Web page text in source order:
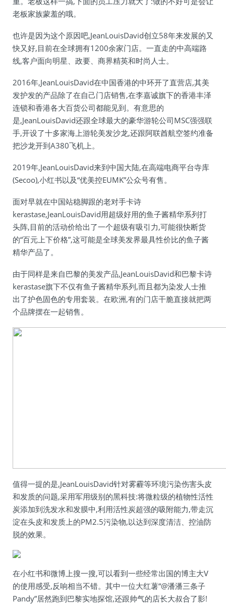
老板家族蒙羞的哦。
也许是因为这个原因吧,JeanLouisDavid创立58年来发展的又
快又好,目前在全球拥有1200余家门店。一直走的中高端路
线,客户面向明星、政要、商界精英和时尚人士。
2016年,JeanLouisDavid在中国香港的中环开了直营店,其美
发护发的产品除了在自己门店销售,在李嘉诚旗下的香港丰泽
连锁和香港各大百货公司都能见到。有意思的
是,JeanLouisDavid还跟全球最大的豪华游轮公司MSC强强联
手,开设了十多家海上游轮美发沙龙,还跟阿联酋航空签约准备
把沙龙开到A380飞机上。
2019年,JeanLouisDavid来到中国大陆,在高端电商平台寺库
(Secoo),小红书以及“优美控EUMK”公众号有售。
面对早就在中国站稳脚跟的老对手卡诗
kerastase,JeanLouisDavid用超级好用的鱼子酱精华系列打
头阵,目前的活动价给出了一个超级有吸引力,可能很快断货
的“百元上下价格”,这可能是全球美发界最具性价比的鱼子酱
精华产品了。
由于同样是来自巴黎的美发产品,JeanLouisDavid和巴黎卡诗
kerastase旗下不仅有鱼子酱精华系列,而且都为染发人士推
出了护色固色的专用套装。在欧洲,有的门店干脆直接就把两
个品牌摆在一起销售。
值得一提的是,JeanLouisDavid针对雾霾等环境污染伤害头皮
和发质的问题,采用军用级别的黑科技:将微粒级的植物性活性
炭添加到洗发水和发膜中,利用活性炭超强的吸附能力,带走沉
淀在头皮和发质上的PM2.5污染物,以达到深度清洁、控油防
脱的效果。
在小红书和微博上搜一搜,可以看到一些经常出国的博主大V
的使用感受,反响相当不错。其中一位大红薯“@潘潘三条子
Pandy”居然跑到巴黎实地探馆,还跟帅气的店长大叔合了影!